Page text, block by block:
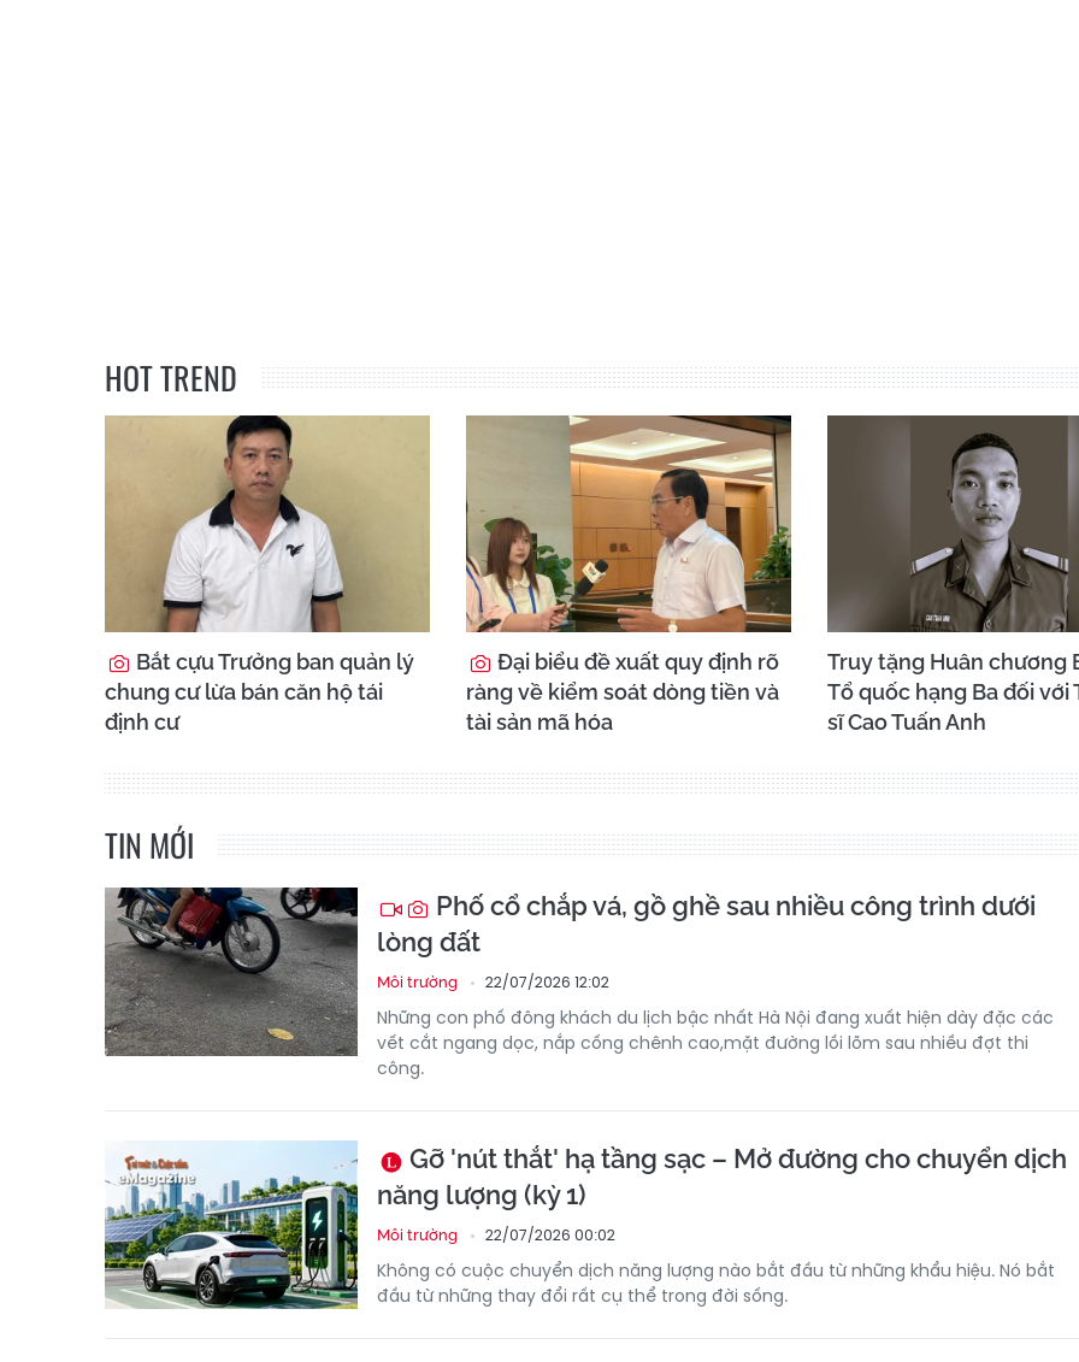
HOT TREND
Bắt cựu Trưởng ban quản lý
chung cư lừa bán căn hộ tái
định cư
Đại biểu đề xuất quy định rõ
ràng về kiểm soát dòng tiền và
tài sản mã hóa
Truy tặng Huân chương
Tổ quốc hạng Ba đối với
sĩ Cao Tuấn Anh
TIN MỚI
Phố cổ chắp vá, gồ ghề sau nhiều công trình dưới
lòng đất
Môi trường 22/07/2026 12:02
Những con phố đông khách du lịch bậc nhất Hà Nội đang xuất hiện dày đặc các
vết cắt ngang dọc, nắp cống chênh cao,mặt đường lồi lõm sau nhiều đợt thi
công.
Gỡ 'nút thắt' hạ tầng sạc – Mở đường cho chuyển dịch
năng lượng (kỳ 1)
Môi trường 22/07/2026 00:02
Không có cuộc chuyển dịch năng lượng nào bắt đầu từ những khẩu hiệu. Nó bắt
đầu từ những thay đổi rất cụ thể trong đời sống.